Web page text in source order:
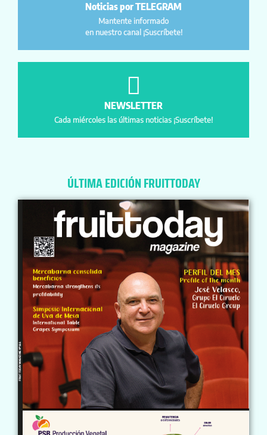
Noticias por TELEGRAM
Mantente informado
en nuestro canal ¡Suscríbete!
NEWSLETTER
Cada miércoles las últimas noticias ¡Suscríbete!
ÚLTIMA EDICIÓN FRUITTODAY